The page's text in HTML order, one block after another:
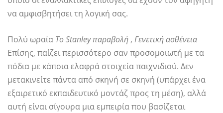
να αμφισβητήσει τη λογική σας.
Πολύ ωραία Το Stanley παραβολή , Γενετική ασθένεια
Επίσης, παίζει περισσότερο σαν προσομοιωτή με τα
πόδια με κάποια ελαφρά στοιχεία παιχνιδιού. Δεν
μετακινείτε πάντα από σκηνή σε σκηνή (υπάρχει ένα
εξαιρετικό εκπαιδευτικό μοντάζ προς τη μέση), αλλά
αυτή είναι σίγουρα μια εμπειρία που βασίζεται